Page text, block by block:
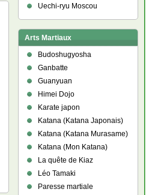
Uechi-ryu Moscou
Arts Martiaux
Budoshugyosha
Ganbatte
Guanyuan
Himei Dojo
Karate japon
Katana (Katana Japonais)
Katana (Katana Murasame)
Katana (Mon Katana)
La quête de Kiaz
Léo Tamaki
Paresse martiale